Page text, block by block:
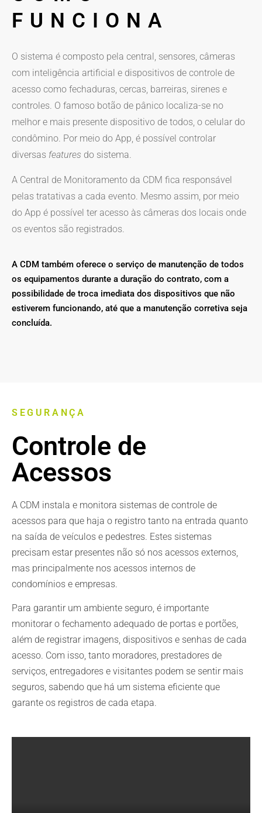
FUNCIONA
O sistema é composto pela central, sensores, câmeras
com inteligência artificial e dispositivos de controle de
acesso como fechaduras, cercas, barreiras, sirenes e
controles. O famoso botão de pânico localiza-se no
melhor e mais presente dispositivo de todos, o celular do
condômino. Por meio do App, é possível controlar
diversas features do sistema.
A Central de Monitoramento da CDM fica responsável
pelas tratativas a cada evento. Mesmo assim, por meio
do App é possível ter acesso às câmeras dos locais onde
os eventos são registrados.
A CDM também oferece o serviço de manutenção de todos
os equipamentos durante a duração do contrato, com a
possibilidade de troca imediata dos dispositivos que não
estiverem funcionando, até que a manutenção corretiva seja
concluída.
SEGURANÇA
Controle de
Acessos
A CDM instala e monitora sistemas de controle de
acessos para que haja o registro tanto na entrada quanto
na saída de veículos e pedestres. Estes sistemas
precisam estar presentes não só nos acessos externos,
mas principalmente nos acessos internos de
condomínios e empresas.
Para garantir um ambiente seguro, é importante
monitorar o fechamento adequado de portas e portões,
além de registrar imagens, dispositivos e senhas de cada
acesso. Com isso, tanto moradores, prestadores de
serviços, entregadores e visitantes podem se sentir mais
seguros, sabendo que há um sistema eficiente que
garante os registros de cada etapa.